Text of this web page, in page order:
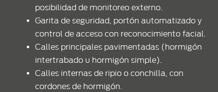
posibilidad de monitoreo externo.
Garita de seguridad, portón automatizado y
control de acceso con reconocimiento facial.
Calles principales pavimentadas (hormigón
intertrabado u hormigón simple).
Calles internas de ripio o conchilla, con
cordones de hormigón.